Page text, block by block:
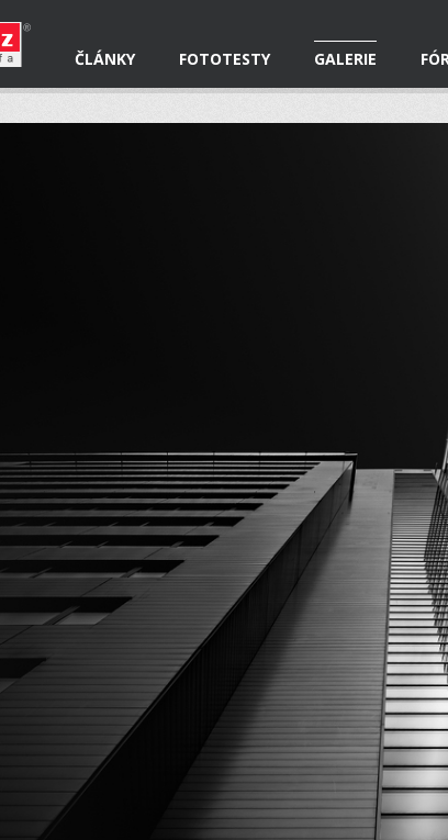
ČLÁNKY FOTOTESTY GALERIE